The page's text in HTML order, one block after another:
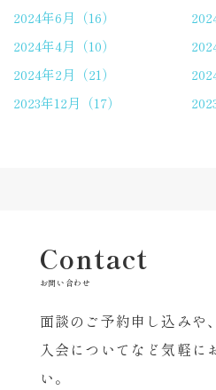
2024年6月（16）
2024年4月（10）
2024年2月（21）
2023年12月（17）
Contact
お問い合わせ
面談のご予約申し込みや
入会についてなど気軽に
い。